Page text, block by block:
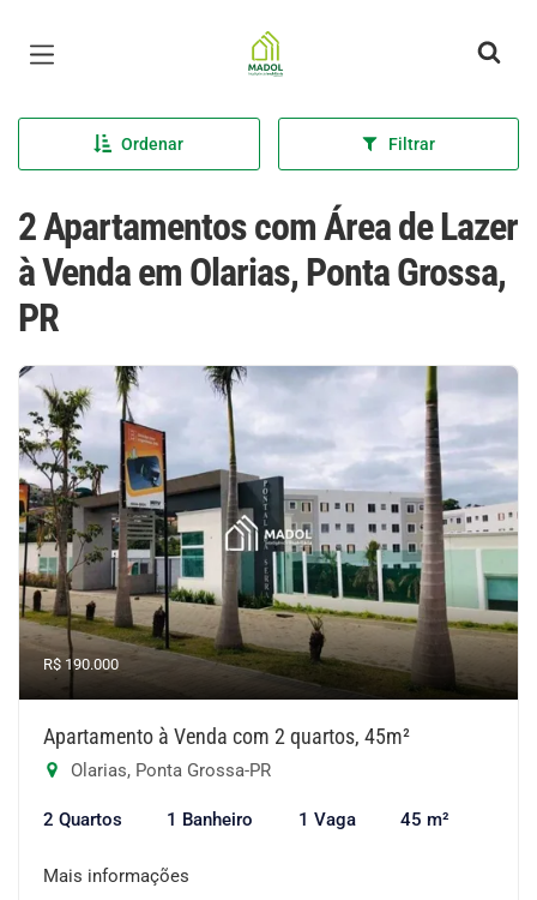
Página inicial
Ordenar Filtrar
2 Apartamentos com Área de Lazer
à Venda em Olarias, Ponta Grossa,
PR
R$ 190.000
Apartamento à Venda com 2 quartos, 45m²
Olarias, Ponta Grossa-PR
2 Quartos 1 Banheiro 1 Vaga 45 m²
Mais informações